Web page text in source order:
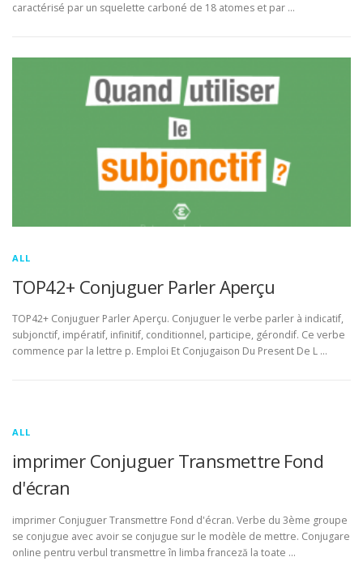
caractérisé par un squelette carboné de 18 atomes et par …
ALL
TOP42+ Conjuguer Parler Aperçu
TOP42+ Conjuguer Parler Aperçu. Conjuguer le verbe parler à indicatif,
subjonctif, impératif, infinitif, conditionnel, participe, gérondif. Ce verbe
commence par la lettre p. Emploi Et Conjugaison Du Present De L …
ALL
imprimer Conjuguer Transmettre Fond
d'écran
imprimer Conjuguer Transmettre Fond d'écran. Verbe du 3ème groupe
se conjugue avec avoir se conjugue sur le modèle de mettre. Conjugare
online pentru verbul transmettre în limba franceză la toate …